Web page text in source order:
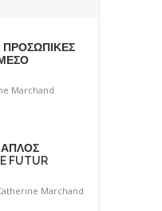
ΠΡΟΣΩΠΙΚΕΣ
Marchand
ΑΠΛΟΣ
FUTUR
Marchand